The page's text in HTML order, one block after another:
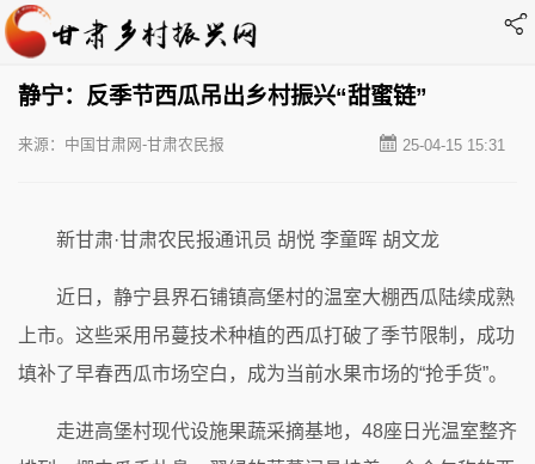
静宁：反季节西瓜吊出乡村振兴“甜蜜链”
25-04-15 15:31
来源：中国甘肃网-甘肃农民报
新甘肃·甘肃农民报通讯员 胡悦 李童晖 胡文龙
近日，静宁县界石铺镇高堡村的温室大棚西瓜陆续成熟
上市。这些采用吊蔓技术种植的西瓜打破了季节限制，成功
填补了早春西瓜市场空白，成为当前水果市场的“抢手货”。
走进高堡村现代设施果蔬采摘基地，48座日光温室整齐